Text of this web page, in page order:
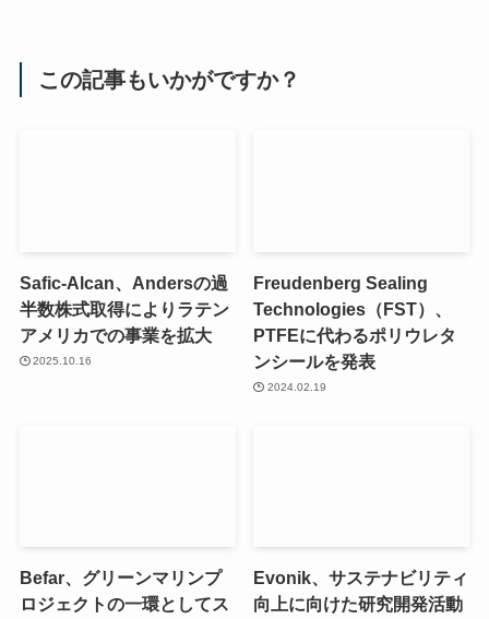
この記事もいかがですか？
Safic-Alcan、Andersの過
半数株式取得によりラテン
アメリカでの事業を拡大
2025.10.16
Freudenberg Sealing
Technologies（FST）、
PTFEに代わるポリウレタ
ンシールを発表
2024.02.19
Befar、グリーンマリンプ
ロジェクトの一環としてス
Evonik、サステナビリティ
向上に向けた研究開発活動